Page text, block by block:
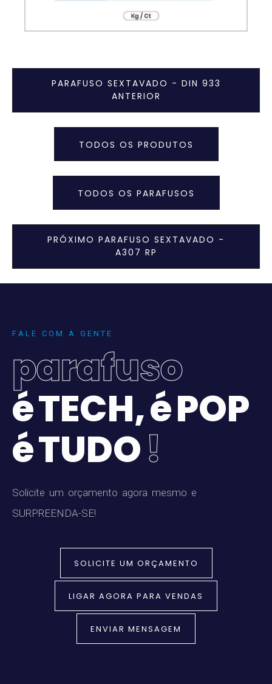
PARAFUSO SEXTAVADO - DIN 933
ANTERIOR
TODOS OS PRODUTOS
TODOS OS PARAFUSOS
PRÓXIMO PARAFUSO SEXTAVADO -
A307 RP
F A L E C O M A G E N T E
parafuso
éTECH,éPOP
éTUDO!
Solicite um orçamento agora mesmo e
SURPREEN DA-SE!
SOLICITE UM ORÇAMENTO
LIGAR AGORA PARA VENDAS
ENVIAR MENSAGEM